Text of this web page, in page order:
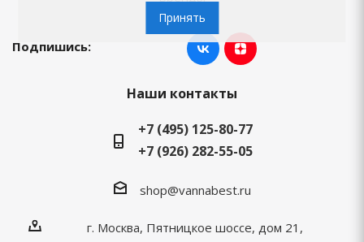
Подпишись:
Наши контакты
+7 (495) 125-80-77
+7 (926) 282-55-05
shop@vannabest.ru
г. Москва, Пятницкое шоссе, дом 21,
Принять